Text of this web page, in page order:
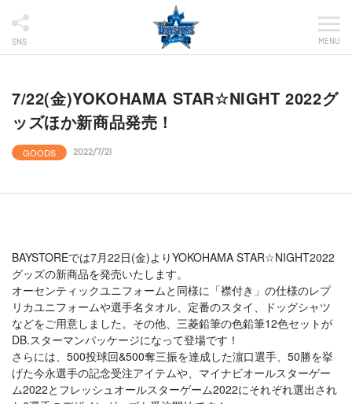
SNS MENU
7/22(金)YOKOHAMA STAR☆NIGHT 2022グ
ッズほか新商品発売！
GOODS 2022/7/21
BAYSTOREでは7月22日(金)よりYOKOHAMA STAR☆NIGHT2022
グッズの新商品を発売いたします。
オーセンティックユニフォームと同様に「襟付き」の仕様のレプ
リカユニフォームや選手名タオル、定番のスタイ、ドッグシャツ
などをご用意しました。その他、三菱鉛筆の色鉛筆12色セットが
DB.スターマンパッケージになって登場です！
さらには、500投球回&500奪三振を達成した濵口選手、50勝を挙
げた今永選手の記念受注アイテムや、マイナビオールスターゲー
ム2022とフレッシュオールスターゲーム2022にそれぞれ選出され